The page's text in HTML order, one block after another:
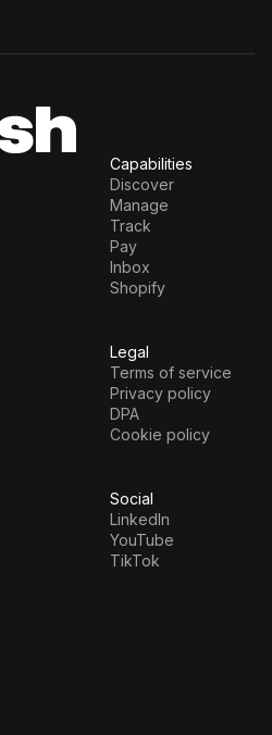
Capabilities
Discover
Manage
Track
Pay
Inbox
Shopify
Legal
Terms of service
Privacy policy
DPA
Cookie policy
Social
LinkedIn
YouTube
TikTok